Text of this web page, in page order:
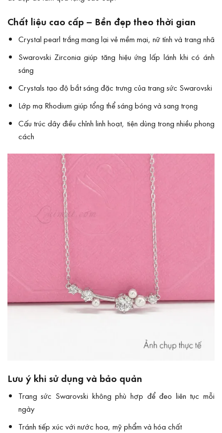
Chất liệu cao cấp – Bền đẹp theo thời gian
Crystal pearl trắng mang lại vẻ mềm mại, nữ tính và trang nhã
Swarovski Zirconia giúp tăng hiệu ứng lấp lánh khi có ánh
sáng
Crystals tạo độ bắt sáng đặc trưng của trang sức Swarovski
Lớp mạ Rhodium giúp tổng thể sáng bóng và sang trọng
Cấu trúc dây điều chỉnh linh hoạt, tiện dùng trong nhiều phong
cách
Lưu ý khi sử dụng và bảo quản
Trang sức Swarovski không phù hợp để đeo liên tục mỗi
ngày
Tránh tiếp xúc với nước hoa, mỹ phẩm và hóa chất